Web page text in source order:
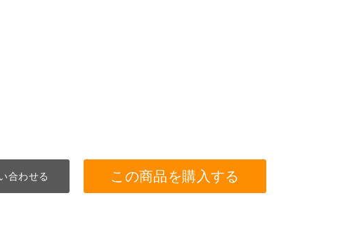
合わせる この商品を購入する